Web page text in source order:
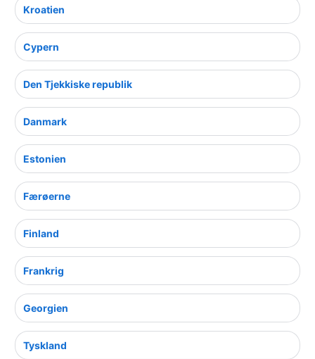
Kroatien
Cypern
Den Tjekkiske republik
Danmark
Estonien
Færøerne
Finland
Frankrig
Georgien
Tyskland